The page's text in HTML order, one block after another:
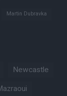
Martin Dubravka
Newcastle